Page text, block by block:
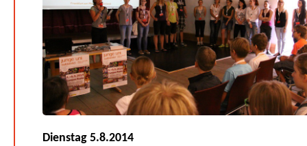
Dienstag 5.8.2014